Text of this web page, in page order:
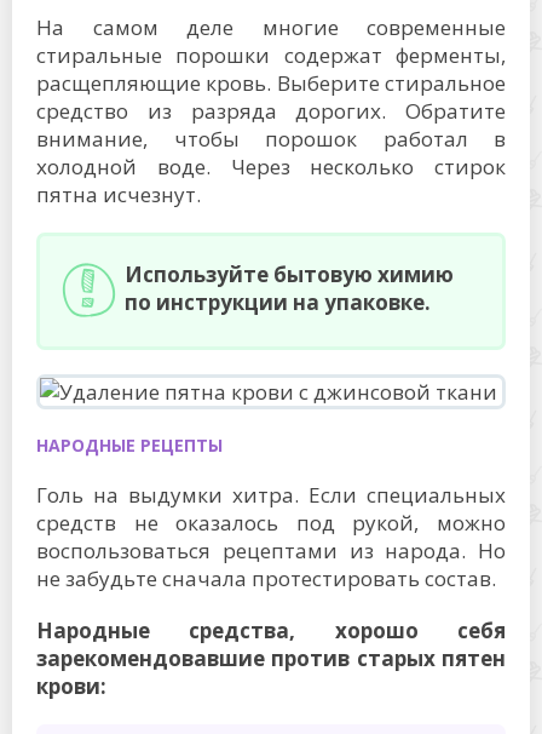
На самом деле многие современные
стиральные порошки содержат ферменты,
расщепляющие кровь. Выберите стиральное
средство из разряда дорогих. Обратите
внимание, чтобы порошок работал в
холодной воде. Через несколько стирок
пятна исчезнут.
Используйте бытовую химию
по инструкции на упаковке.
НАРОДНЫЕ РЕЦЕПТЫ
Голь на выдумки хитра. Если специальных
средств не оказалось под рукой, можно
воспользоваться рецептами из народа. Но
не забудьте сначала протестировать состав.
Народные средства, хорошо себя
зарекомендовавшие против старых пятен
крови: